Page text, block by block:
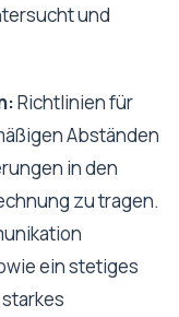
und
Richtlinien für
Abständen
in den
zu tragen.
ein stetiges